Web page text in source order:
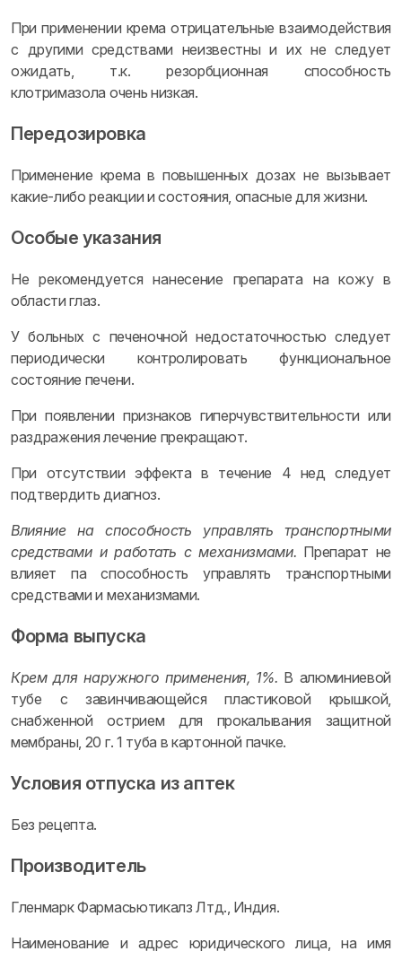
При применении крема отрицательные взаимодействия
с другими средствами неизвестны и их не следует
ожидать, т.к. резорбционная способность
клотримазола очень низкая.
Передозировка
Применение крема в повышенных дозах не вызывает
какие-либо реакции и состояния, опасные для жизни.
Особые указания
Не рекомендуется нанесение препарата на кожу в
области глаз.
У больных с печеночной недостаточностью следует
периодически контролировать функциональное
состояние печени.
При появлении признаков гиперчувствительности или
раздражения лечение прекращают.
При отсутствии эффекта в течение 4 нед следует
подтвердить диагноз.
Влияние на способность управлять транспортными
средствами и работать с механизмами. Препарат не
влияет па способность управлять транспортными
средствами и механизмами.
Форма выпуска
Крем для наружного применения, 1%. В алюминиевой
тубе с завинчивающейся пластиковой крышкой,
снабженной острием для прокалывания защитной
мембраны, 20 г. 1 туба в картонной пачке.
Условия отпуска из аптек
Без рецепта.
Производитель
Гленмарк Фармасьютикалз Лтд., Индия.
Наименование и адрес юридического лица, на имя